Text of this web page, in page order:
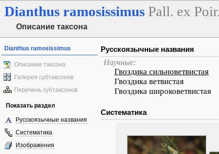
Dianthus ramosissimus Pall. ex
Описание таксона
Dianthus ramosissimus
Описание таксона
Галерея субтаксонов
Перечень субтаксонов
Показать раздел
Русскоязычные названия
Систематика
Изображения
Русскоязычные названия
Научные:
Гвоздика сильноветвистая
Гвоздика ветвистая
Гвоздика широковетвистая
Систематика